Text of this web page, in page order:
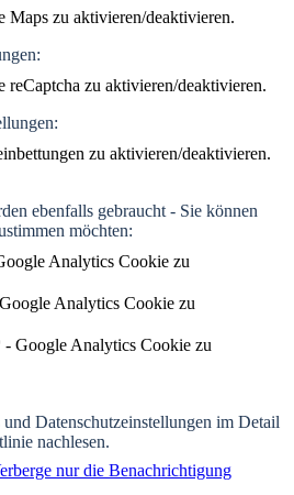
zu aktivieren/deaktivieren.
zu aktivieren/deaktivieren.
zu aktivieren/deaktivieren.
ebenfalls gebraucht - Sie können
möchten:
Analytics Cookie zu
Analytics Cookie zu
Google Analytics Cookie zu
Datenschutzeinstellungen im Detail
nachlesen.
nur die Benachrichtigung